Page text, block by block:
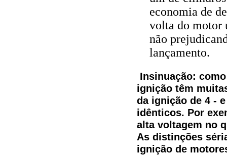
economia de
volta do motor
não
lançamento.
Insinuação:
ignição têm
da ignição de 4 -
idênticos. Por
alta voltagem no
As distinções
ignição de